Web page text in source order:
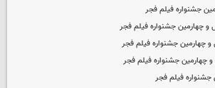
جشنواره فیلم فجر
چهارمین جشنواره فیلم فجر
چهارمین جشنواره فیلم فجر
چهارمین جشنواره فیلم فجر
فیلم فجر